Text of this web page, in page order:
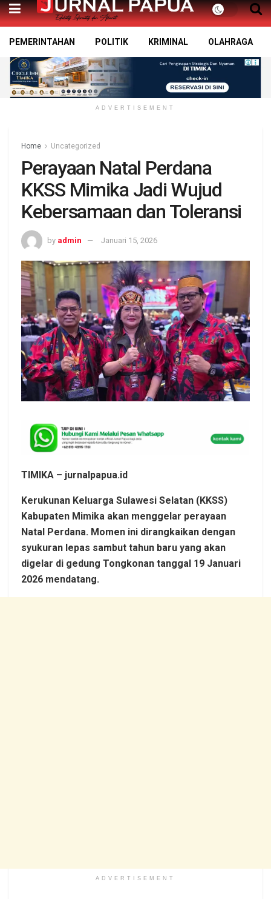
PEMERINTAHAN POLITIK KRIMINAL OLAHRAGA
ADVERTISEMENT
Home Uncategorized
Perayaan Natal Perdana
KKSS Mimika Jadi Wujud
Kebersamaan dan Toleransi
by admin Januari 15, 2026
TIMIKA – jurnalpapua.id
Kerukunan Keluarga Sulawesi Selatan (KKSS)
Kabupaten Mimika akan menggelar perayaan
Natal Perdana. Momen ini dirangkaikan dengan
syukuran lepas sambut tahun baru yang akan
digelar di gedung Tongkonan tanggal 19 Januari
2026 mendatang.
ADVERTISEMENT